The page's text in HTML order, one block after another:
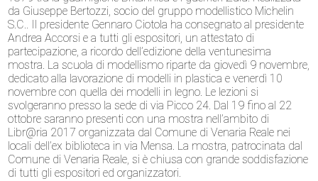
da Giuseppe Bertozzi, socio del gruppo modellistico Michelin
S.C.. Il presidente Gennaro Ciotola ha consegnato al presidente
Andrea Accorsi e a tutti gli espositori, un attestato di
partecipazione, a ricordo dell’edizione della ventunesima
mostra. La scuola di modellismo riparte da giovedì 9 novembre,
dedicato alla lavorazione di modelli in plastica e venerdì 10
novembre con quella dei modelli in legno. Le lezioni si
svolgeranno presso la sede di via Picco 24. Dal 19 fino al 22
ottobre saranno presenti con una mostra nell’ambito di
Libr@ria 2017 organizzata dal Comune di Venaria Reale nei
locali dell’ex biblioteca in via Mensa. La mostra, patrocinata dal
Comune di Venaria Reale, si è chiusa con grande soddisfazione
di tutti gli espositori ed organizzatori.